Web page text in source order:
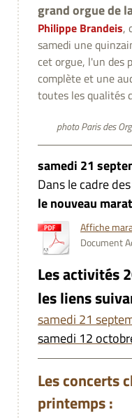
grand orgue de
Philippe Brandeis,
samedi une
cet orgue, l'un des
complète et une
toutes les qualités
photo Paris des
samedi 21
Dans le cadre
le nouveau
Affiche
Document
Les activités
les liens
samedi 21
samedi 12
Les concerts
printemps :